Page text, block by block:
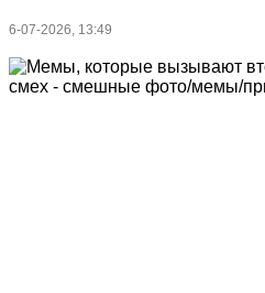
6-07-2026, 13:49